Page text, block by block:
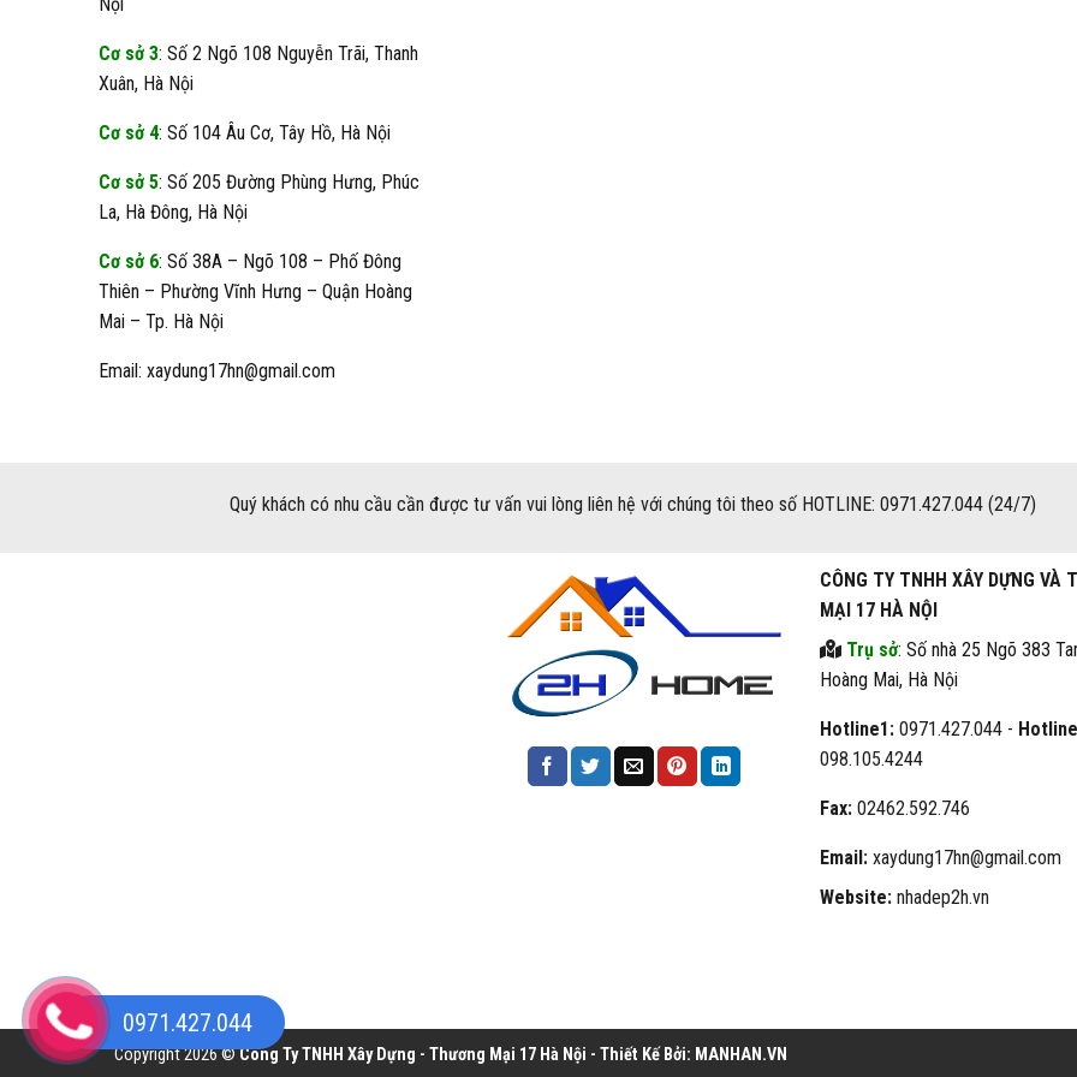
Cơ sở 3: Số 2 Ngõ 108 Nguyễn Trãi, Thanh
Xuân, Hà Nội
Cơ sở 4: Số 104 Âu Cơ, Tây Hồ, Hà Nội
Cơ sở 5: Số 205 Đường Phùng Hưng, Phúc
La, Hà Đông, Hà Nội
Cơ sở 6: Số 38A – Ngõ 108 – Phố Đông
Thiên – Phường Vĩnh Hưng – Quận Hoàng
Mai – Tp. Hà Nội
Email: xaydung17hn@gmail.com
Quý khách có nhu cầu cần được tư vấn vui lòng liên hệ với chúng tôi theo số HOTLINE: 0971.427.044 (24/7)
CÔNG TY TNHH XÂY DỰNG VÀ
MẠI 17 HÀ NỘI
Trụ sở: Số nhà 25 Ngõ 383
Hoàng Mai, Hà Nội
Hotline1:0971.427.044 -
098.105.4244
Fax:02462.592.746
Email:xaydung17hn@gmail.com
Website:nhadep2h.vn
Copyright 2026 ©Công Ty TNHH Xây Dựng - Thương Mại 17 Hà Nội - Thiết Kế Bởi: MANHAN.VN
0971.427.044